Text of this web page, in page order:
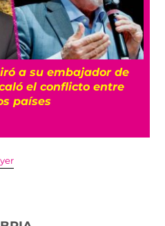
a su embajador de
el conflicto entre
países